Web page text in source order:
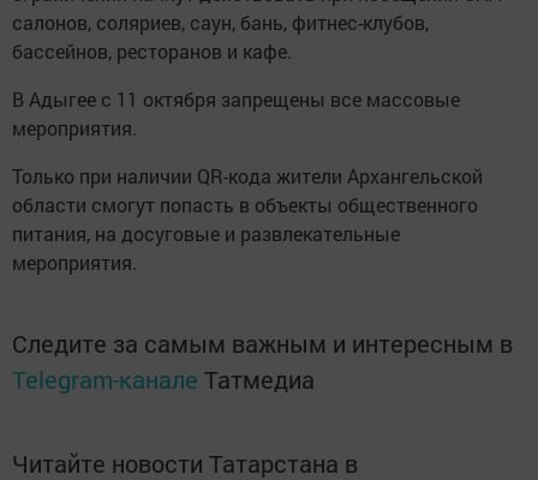
салонов, соляриев, саун, бань, фитнес-клубов,
бассейнов, ресторанов и кафе.
В Адыгее с 11 октября запрещены все массовые
мероприятия.
Только при наличии QR-кода жители Архангельской
области смогут попасть в объекты общественного
питания, на досуговые и развлекательные
мероприятия.
Следите за самым важным и интересным в
Telegram-канале Татмедиа
Читайте новости Татарстана в